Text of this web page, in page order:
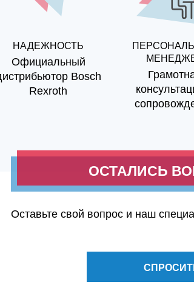
НАДЕЖНОСТЬ
Официальный
Bosch
Rexroth
ОСТАЛИСЬ
Оставьте свой вопрос и наш